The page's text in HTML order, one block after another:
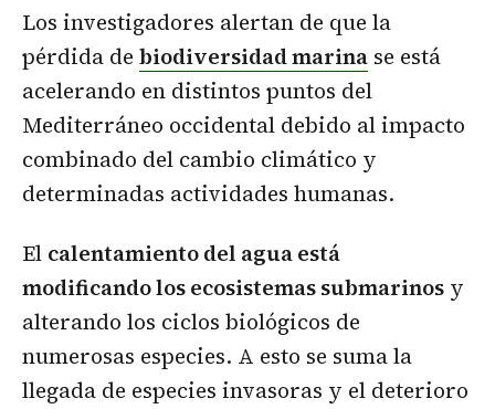
Los investigadores alertan de que la
pérdida de biodiversidad marina se está
acelerando en distintos puntos del
Mediterráneo occidental debido al impacto
combinado del cambio climático y
determinadas actividades humanas.
El calentamiento del agua está
modificando los ecosistemas submarinos y
alterando los ciclos biológicos de
numerosas especies. A esto se suma la
llegada de especies invasoras y el deterioro